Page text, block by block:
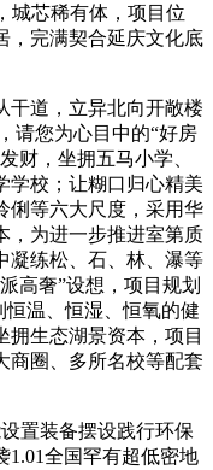
城芯稀有体，项目位
，完满契合延庆文化底
道，立异北向开敞楼
请您为心目中的“好房
财，坐拥五马小学、
学校；让糊口归心精美
俐等六大尺度，采用华
，为进一步推进室第质
凝练松、石、林、瀑等
高奢”设想，项目规划
恒温、恒湿、恒氧的健
拥生态湖景资本，项目
商圈、多所名校等配套
置装备摆设践行环保
1.01全国罕有超低密地